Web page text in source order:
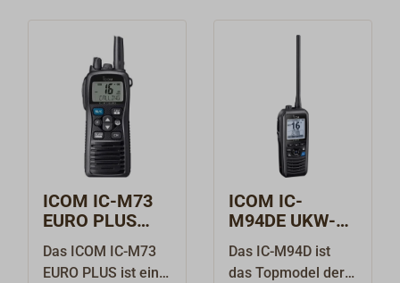
Betriebszeit bis 12
Stunden dank
austauschbarem
Lithium-Ionen-Akku
2350mAhFloat´n
Flash-Funktion
(Schwimmt und
blinkt im
Voice-Boost-
Technologie zur
r die externe
Segelyacht) lässt
sich die Reichweite
Handfunkgeräts
(etwa nach einem
Ausfall des Einbau-
deutlich
erweitern.Der
ICOM IC-M73
EURO PLUS
UKW-
Handfunkgerät
Das ICOM IC-M73
EURO PLUS ist ein
ICOM IC-
M94DE UKW-
Handfunkgerät
Das IC-M94D ist
das Topmodel der